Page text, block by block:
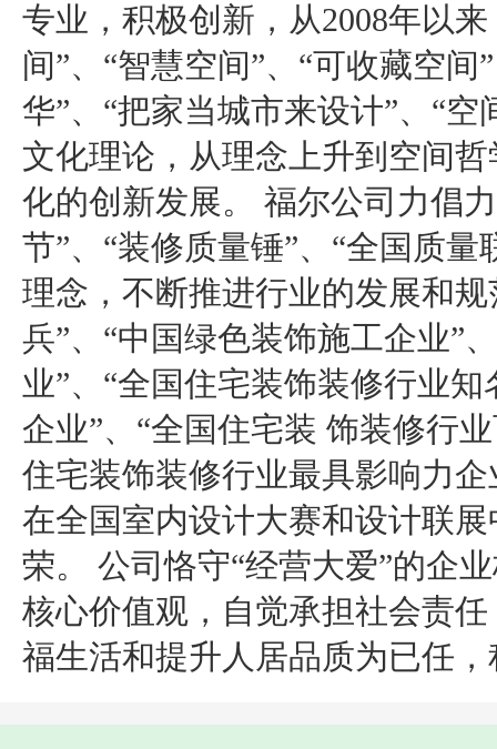
专业，积极创新，从2008年以
间”、“智慧空间”、“可收藏空间
华”、“把家当城市来设计”、“
文化理论，从理念上升到空间
化的创新发展。 福尔公司力倡
节”、“装修质量锤”、“全国质
理念，不断推进行业的发展和
兵”、“中国绿色装饰施工企业”
业”、“全国住宅装饰装修行业
企业”、“全国住宅装 饰装修行
住宅装饰装修行业最具影响力
在全国室内设计大赛和设计联
荣。 公司恪守“经营大爱”的企
核心价值观，自觉承担社会责
福生活和提升人居品质为已任